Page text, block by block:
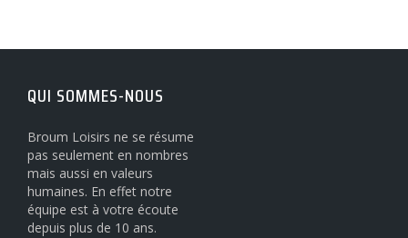
QUI SOMMES-NOUS
Broum Loisirs ne se résume
pas seulement en nombres
mais aussi en valeurs
humaines. En effet notre
équipe est à votre écoute
depuis plus de 10 ans.